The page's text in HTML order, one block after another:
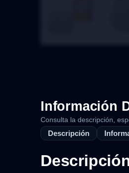
Información
Consulta la descripción,
Descripción